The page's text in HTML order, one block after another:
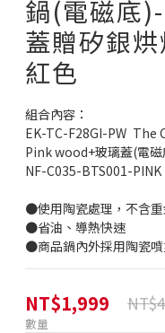
鍋(電磁底
蓋贈矽銀
紅色
組合內容：
EK-TC-F28GI-PW	The Classic系列陶瓷塗層平底鍋28公分-
Pink wood+玻璃蓋(電磁
●使用陶瓷處理，不含
●省油、導熱快速
●商品鍋內外採用陶瓷
NT$1,999
數量